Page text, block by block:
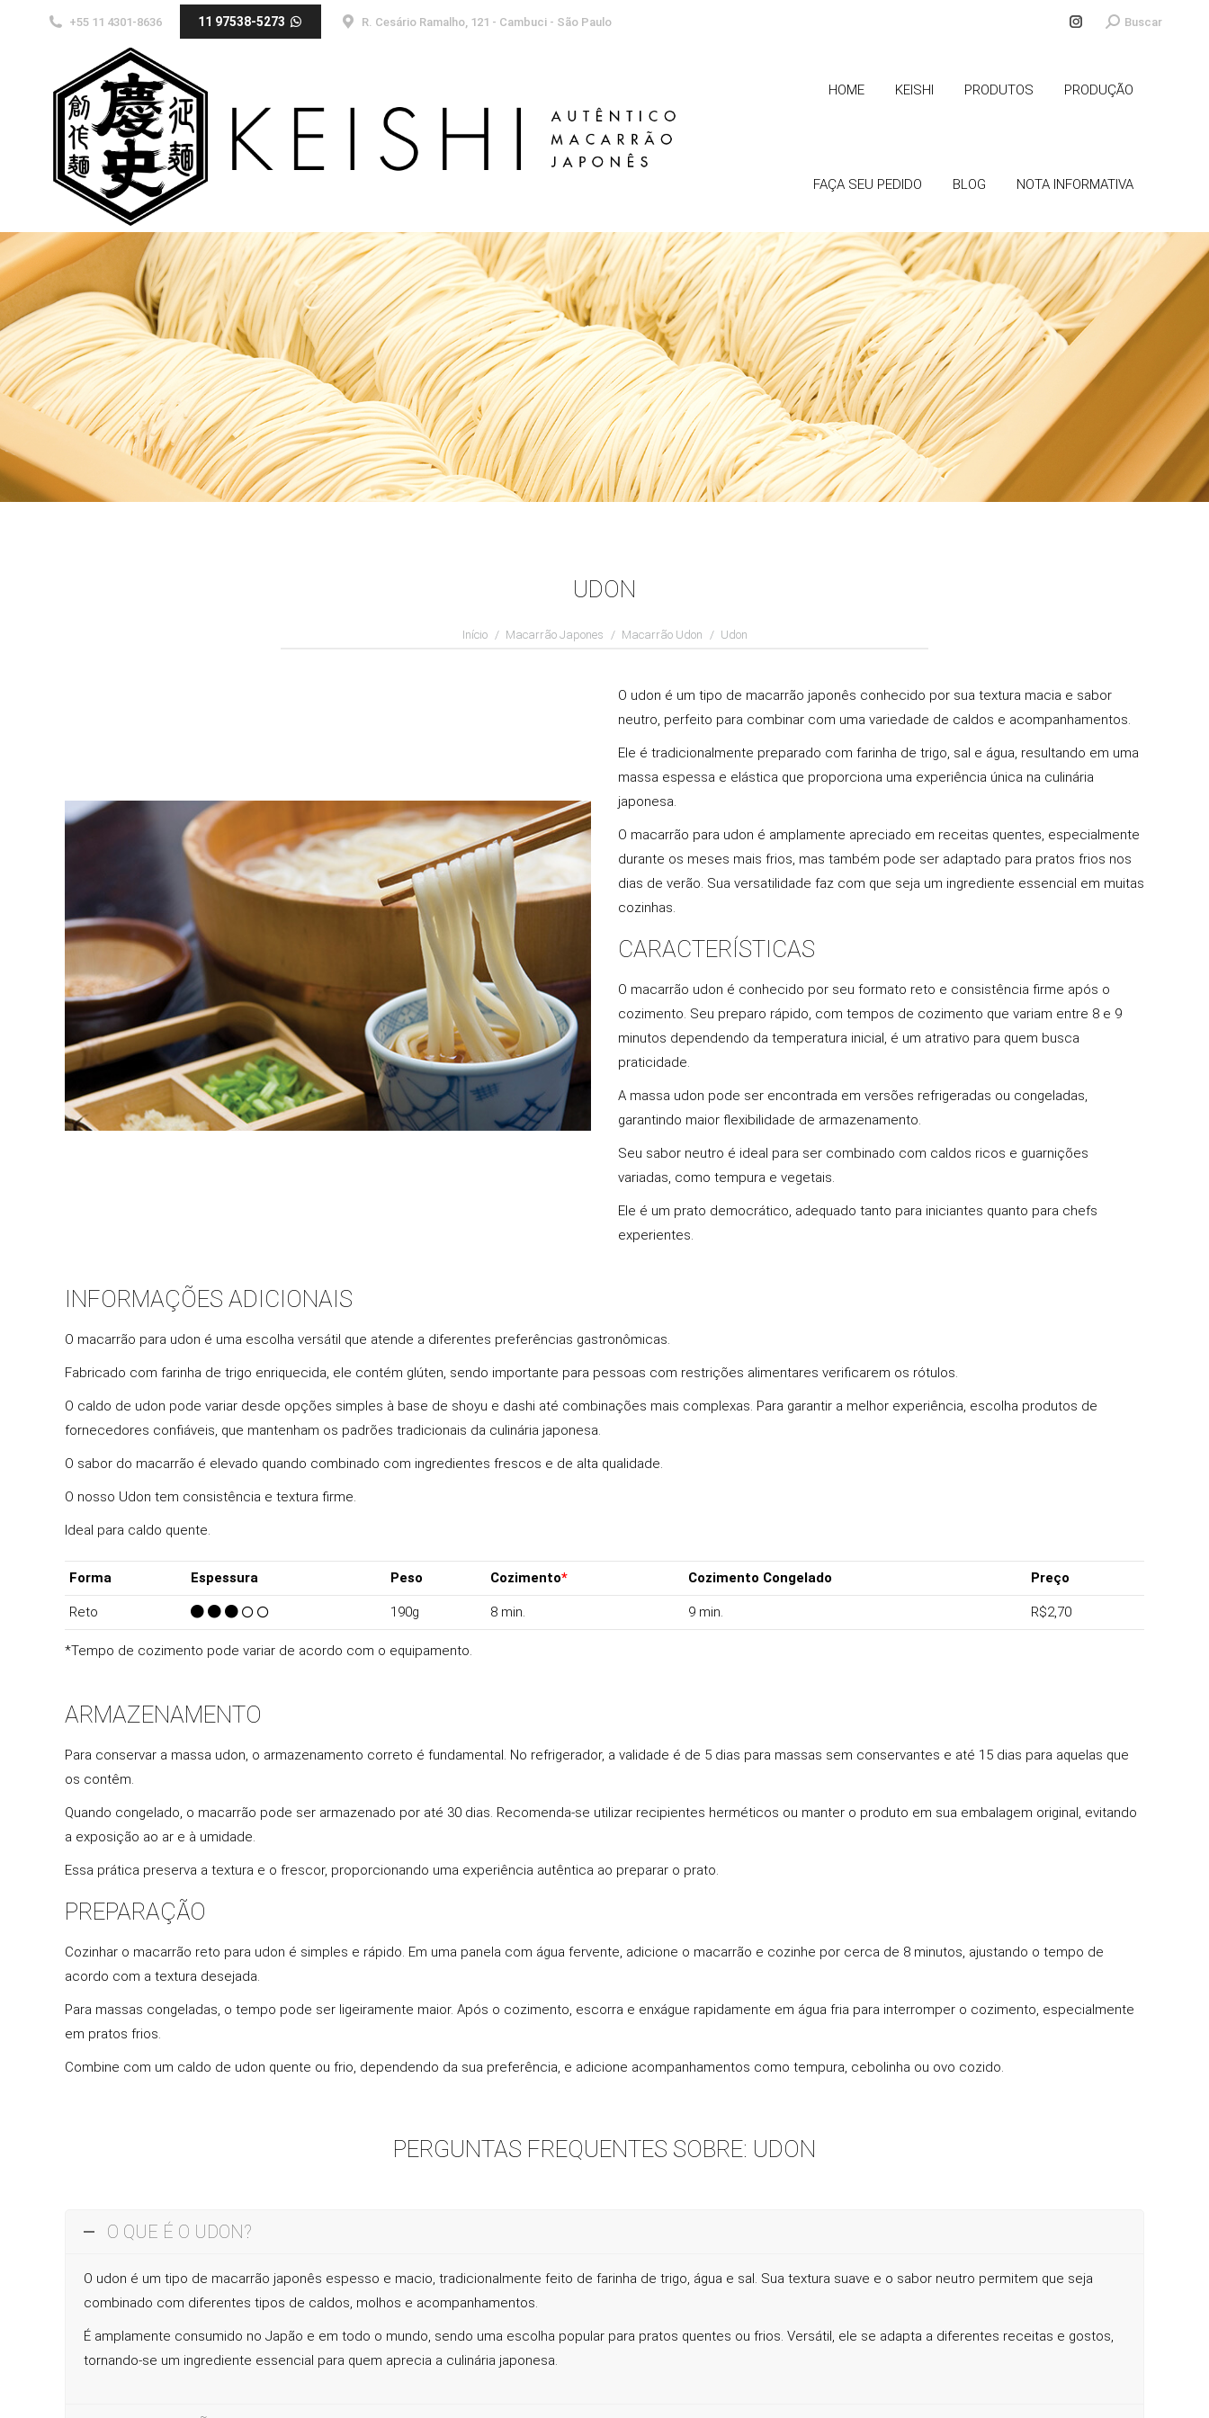
+55 11 4301-8636 11 97538-5273 R. Cesário Ramalho, 121 - Cambuci - São Paulo
Instagram
Search:
Buscar
HOME KEISHI PRODUTOS PRODUÇÃO
FAÇA SEU PEDIDO BLOG NOTA INFORMATIVA
UDON
Você está aqui:
Início Macarrão Japones Macarrão Udon​ Udon
O udon é um tipo de macarrão japonês conhecido por sua textura macia e sabor
neutro, perfeito para combinar com uma variedade de caldos e acompanhamentos.
Ele é tradicionalmente preparado com farinha de trigo, sal e água, resultando em uma
massa espessa e elástica que proporciona uma experiência única na culinária
japonesa.
O macarrão para udon é amplamente apreciado em receitas quentes, especialmente
durante os meses mais frios, mas também pode ser adaptado para pratos frios nos
dias de verão. Sua versatilidade faz com que seja um ingrediente essencial em muitas
cozinhas.
CARACTERÍSTICAS
O macarrão udon é conhecido por seu formato reto e consistência firme após o
cozimento. Seu preparo rápido, com tempos de cozimento que variam entre 8 e 9
minutos dependendo da temperatura inicial, é um atrativo para quem busca
praticidade.
A massa udon pode ser encontrada em versões refrigeradas ou congeladas,
garantindo maior flexibilidade de armazenamento.
Seu sabor neutro é ideal para ser combinado com caldos ricos e guarnições
variadas, como tempura e vegetais.
Ele é um prato democrático, adequado tanto para iniciantes quanto para chefs
experientes.
INFORMAÇÕES ADICIONAIS
O macarrão para udon é uma escolha versátil que atende a diferentes preferências gastronômicas.
Fabricado com farinha de trigo enriquecida, ele contém glúten, sendo importante para pessoas com restrições alimentares verificarem os rótulos.
O caldo de udon pode variar desde opções simples à base de shoyu e dashi até combinações mais complexas. Para garantir a melhor experiência, escolha produtos de
fornecedores confiáveis, que mantenham os padrões tradicionais da culinária japonesa.
O sabor do macarrão é elevado quando combinado com ingredientes frescos e de alta qualidade.
O nosso Udon tem consistência e textura firme.
Ideal para caldo quente.
Forma Espessura Peso Cozimento* Cozimento Congelado Preço
Reto 190g 8 min. 9 min. R$2,70
*Tempo de cozimento pode variar de acordo com o equipamento.
ARMAZENAMENTO
Para conservar a massa udon, o armazenamento correto é fundamental. No refrigerador, a validade é de 5 dias para massas sem conservantes e até 15 dias para aquelas que
os contêm.
Quando congelado, o macarrão pode ser armazenado por até 30 dias. Recomenda-se utilizar recipientes herméticos ou manter o produto em sua embalagem original, evitando
a exposição ao ar e à umidade.
Essa prática preserva a textura e o frescor, proporcionando uma experiência autêntica ao preparar o prato.
PREPARAÇÃO
Cozinhar o macarrão reto para udon é simples e rápido. Em uma panela com água fervente, adicione o macarrão e cozinhe por cerca de 8 minutos, ajustando o tempo de
acordo com a textura desejada.
Para massas congeladas, o tempo pode ser ligeiramente maior. Após o cozimento, escorra e enxágue rapidamente em água fria para interromper o cozimento, especialmente
em pratos frios.
Combine com um caldo de udon quente ou frio, dependendo da sua preferência, e adicione acompanhamentos como tempura, cebolinha ou ovo cozido.
PERGUNTAS FREQUENTES SOBRE: UDON
O QUE É O UDON?
O udon é um tipo de macarrão japonês espesso e macio, tradicionalmente feito de farinha de trigo, água e sal. Sua textura suave e o sabor neutro permitem que seja
combinado com diferentes tipos de caldos, molhos e acompanhamentos.
É amplamente consumido no Japão e em todo o mundo, sendo uma escolha popular para pratos quentes ou frios. Versátil, ele se adapta a diferentes receitas e gostos,
tornando-se um ingrediente essencial para quem aprecia a culinária japonesa.